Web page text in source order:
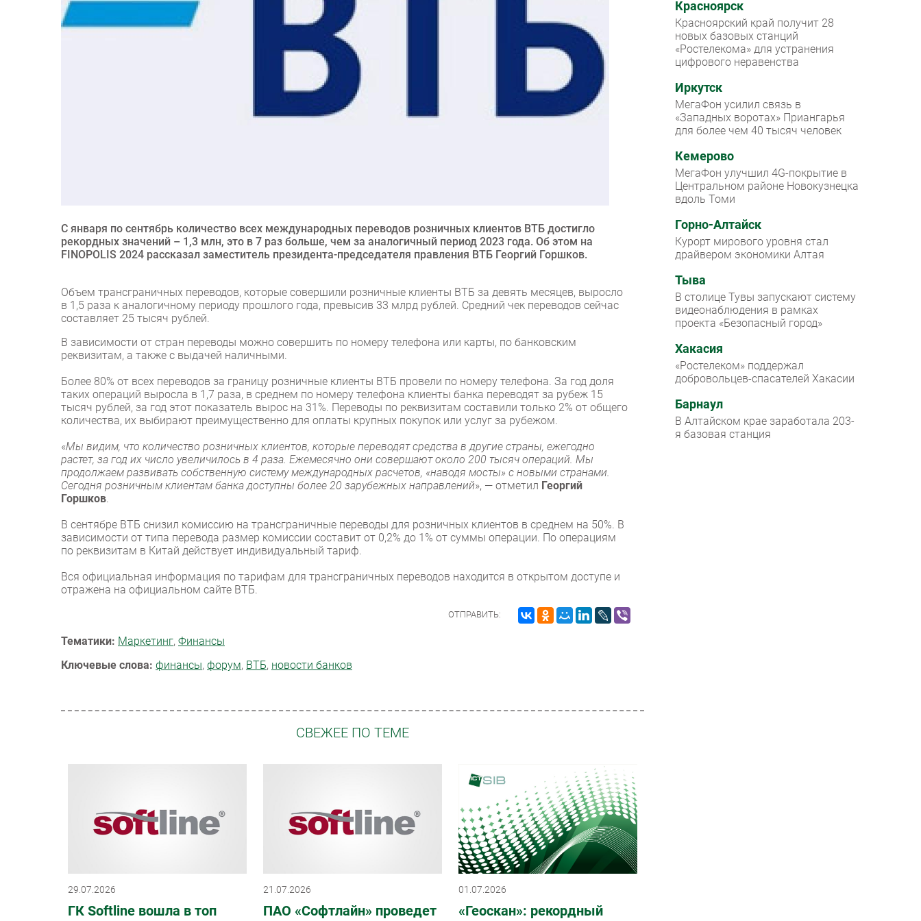
С января по сентябрь количество всех международных переводов розничных клиентов ВТБ достигло
рекордных значений – 1,3 млн, это в 7 раз больше, чем за аналогичный период 2023 года. Об этом на
FINOPOLIS 2024 рассказал заместитель президента-председателя правления ВТБ Георгий Горшков.
Объем трансграничных переводов, которые совершили розничные клиенты ВТБ за девять месяцев, выросло
в 1,5 раза к аналогичному периоду прошлого года, превысив 33 млрд рублей. Средний чек переводов сейчас
составляет 25 тысяч рублей.
В зависимости от стран переводы можно совершить по номеру телефона или карты, по банковским
реквизитам, а также с выдачей наличными.
Более 80% от всех переводов за границу розничные клиенты ВТБ провели по номеру телефона. За год доля
таких операций выросла в 1,7 раза, в среднем по номеру телефона клиенты банка переводят за рубеж 15
тысяч рублей, за год этот показатель вырос на 31%. Переводы по реквизитам составили только 2% от общего
количества, их выбирают преимущественно для оплаты крупных покупок или услуг за рубежом.
«Мы видим, что количество розничных клиентов, которые переводят средства в другие страны, ежегодно
растет, за год их число увеличилось в 4 раза. Ежемесячно они совершают около 200 тысяч операций. Мы
продолжаем развивать собственную систему международных расчетов, «наводя мосты» с новыми странами.
Сегодня розничным клиентам банка доступны более 20 зарубежных направлений», — отметил Георгий
Горшков.
В сентябре ВТБ снизил комиссию на трансграничные переводы для розничных клиентов в среднем на 50%. В
зависимости от типа перевода размер комиссии составит от 0,2% до 1% от суммы операции. По операциям
по реквизитам в Китай действует индивидуальный тариф.
Вся официальная информация по тарифам для трансграничных переводов находится в открытом доступе и
отражена на официальном сайте ВТБ.
ОТПРАВИТЬ:
Тематики: Маркетинг, Финансы
Ключевые слова: финансы, форум, ВТБ, новости банков
СВЕЖЕЕ ПО ТЕМЕ
29.07.2026
ГК Softline вошла в топ
21.07.2026
ПАО «Софтлайн» проведет
01.07.2026
«Геоскан»: рекордный
Красноярск
Красноярский край получит 28
новых базовых станций
«Ростелекома» для устранения
цифрового неравенства
Иркутск
МегаФон усилил связь в
«Западных воротах» Приангарья
для более чем 40 тысяч человек
Кемерово
МегаФон улучшил 4G-покрытие в
Центральном районе Новокузнецка
вдоль Томи
Горно-Алтайск
Курорт мирового уровня стал
драйвером экономики Алтая
Тыва
В столице Тувы запускают систему
видеонаблюдения в рамках
проекта «Безопасный город»
Хакасия
«Ростелеком» поддержал
добровольцев-спасателей Хакасии
Барнаул
В Алтайском крае заработала 203-
я базовая станция